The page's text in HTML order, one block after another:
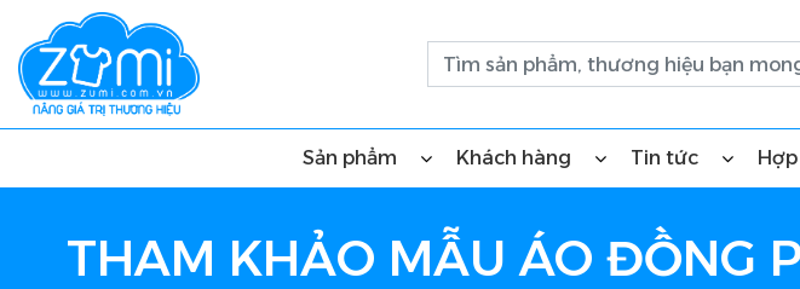
Sản phẩm Khách hàng Tin tức
THAM KHẢO MẪU ÁO ĐỒNG